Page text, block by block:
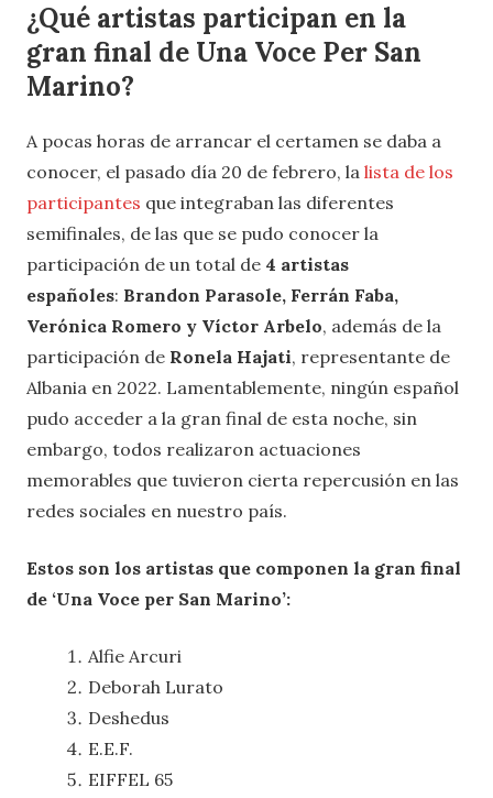
¿Qué artistas participan en la
gran final de Una Voce Per San
Marino?
A pocas horas de arrancar el certamen se daba a
conocer, el pasado día 20 de febrero, la lista de los
participantes que integraban las diferentes
semifinales, de las que se pudo conocer la
participación de un total de 4 artistas
españoles: Brandon Parasole, Ferrán Faba,
Verónica Romero y Víctor Arbelo, además de la
participación de Ronela Hajati, representante de
Albania en 2022. Lamentablemente, ningún español
pudo acceder a la gran final de esta noche, sin
embargo, todos realizaron actuaciones
memorables que tuvieron cierta repercusión en las
redes sociales en nuestro país.
Estos son los artistas que componen la gran final
de ‘Una Voce per San Marino’:
Alfie Arcuri
Deborah Lurato
Deshedus
E.E.F.
EIFFEL 65